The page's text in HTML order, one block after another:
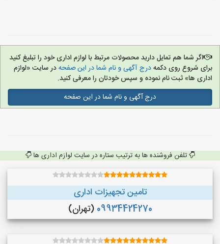
اگر شما هم تمایل دارید محصولات مرتبط با لوازم اداری خود را تبلیغ کنید
برای شروع روی دکمهدرج آگهی و نام شما در این صفحهدر سایت «لوازم
اداری ها» ثبت نام نموده و سپس خودتان را معرفی کنید.
درج آگهی و نام شما در این صفحه
تلفن فروشنده ها به ترتیب ستاره در سایت لوازم اداری ها
تامین تجهیزات اداری
09934424270 (تهران)